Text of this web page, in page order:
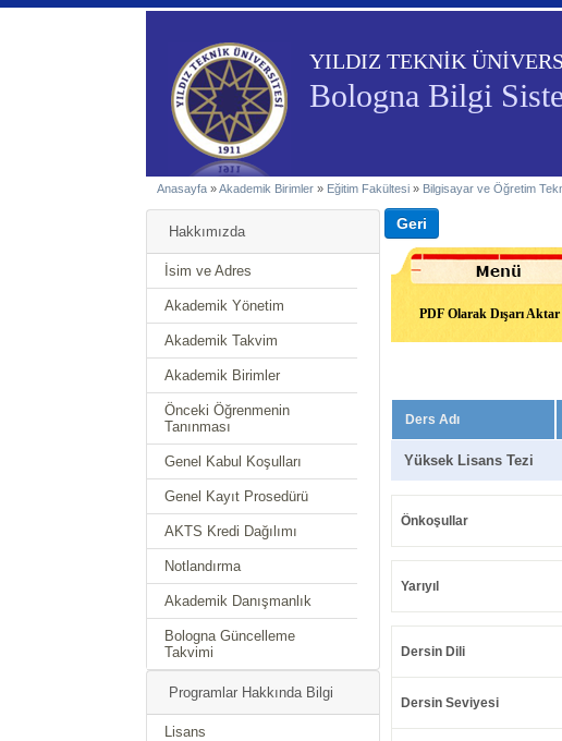
YILDIZ TEKNİK
Bologna Bilgi
Anasayfa »Akademik Birimler » Eğitim Fakültesi » Bilgisayar ve Öğretim
Hakkımızda
İsim ve Adres
Akademik Yönetim
Akademik Takvim
Akademik Birimler
Önceki Öğrenmenin
Tanınması
Genel Kabul Koşulları
Genel Kayıt Prosedürü
AKTS Kredi Dağılımı
Notlandırma
Akademik Danışmanlık
Bologna Güncelleme
Takvimi
Programlar Hakkında Bilgi
Lisans
PDF Olarak Dışarı Aktar
Ders Adı
Yüksek Lisans Tezi
Önkoşullar
Yarıyıl
Dersin Dili
Dersin Seviyesi